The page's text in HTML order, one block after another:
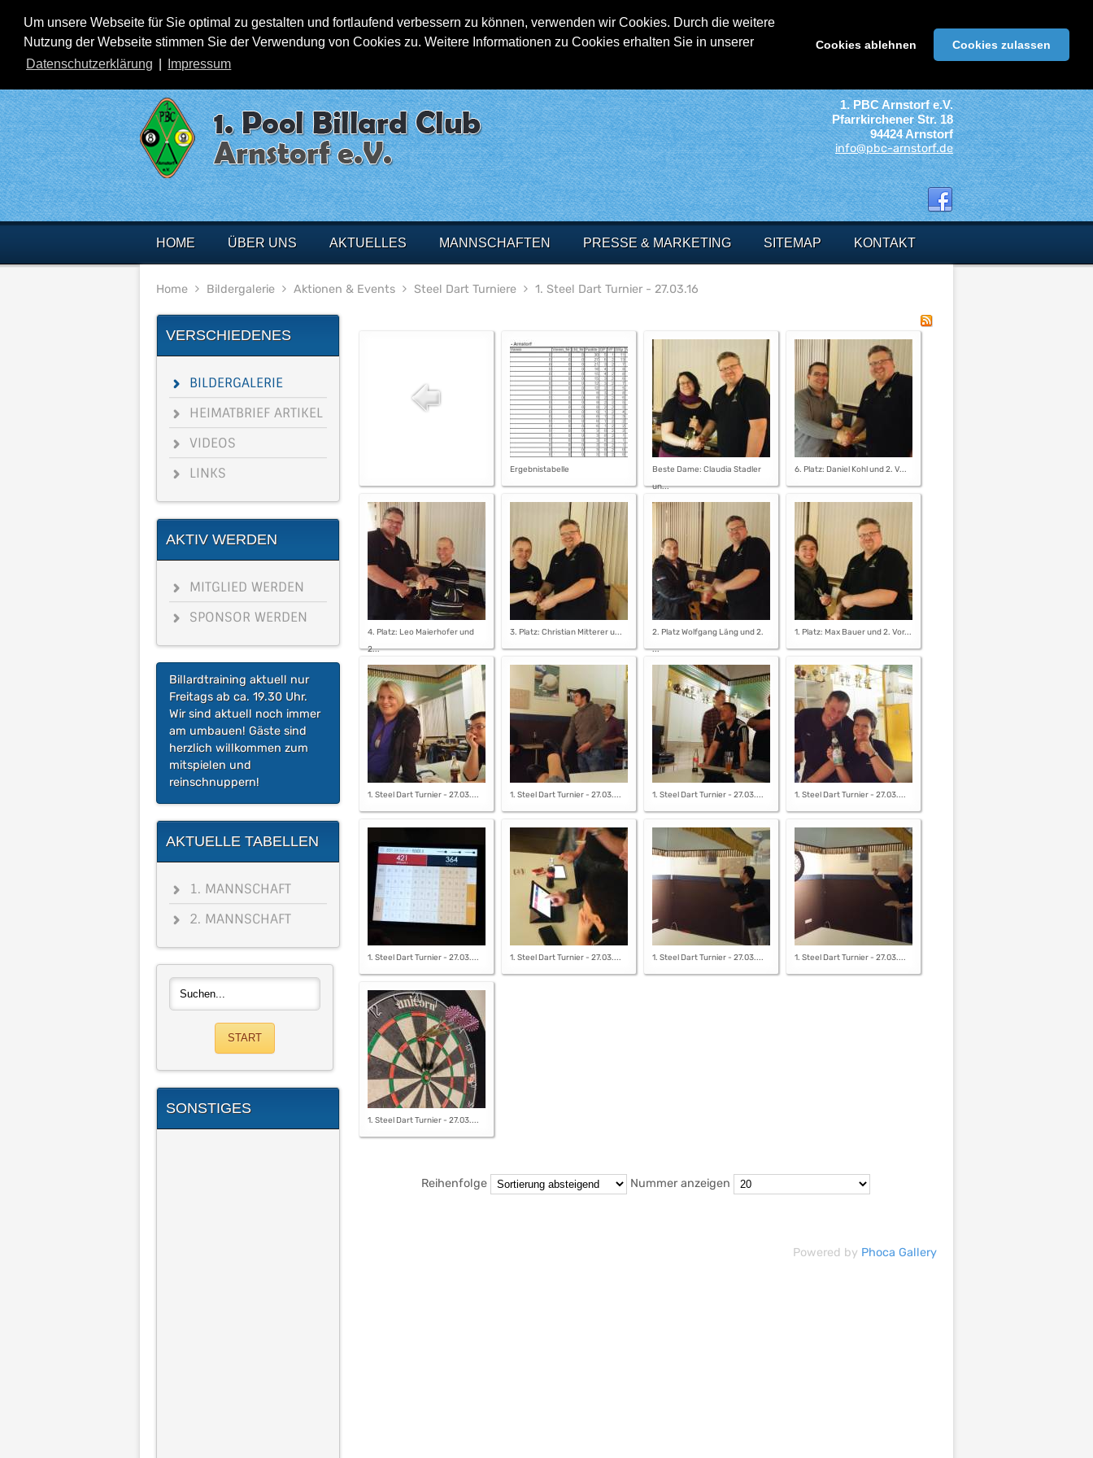
Um unsere Webseite für Sie optimal zu gestalten und fortlaufend verbessern zu können, verwenden wir Cookies. Durch die weitere
Nutzung der Webseite stimmen Sie der Verwendung von Cookies zu. Weitere Informationen zu Cookies erhalten Sie in unserer
Datenschutzerklärung
Impressum
Cookies ablehnen Cookies zulassen
1. PBC Arnstorf e.V.
Pfarrkirchener Str. 18
94424 Arnstorf
info@pbc-arnstorf.de
HOME ÜBER UNS AKTUELLES MANNSCHAFTEN PRESSE & MARKETING SITEMAP KONTAKT
Home Bildergalerie Aktionen & Events Steel Dart Turniere 1. Steel Dart Turnier - 27.03.16
VERSCHIEDENES
BILDERGALERIE
HEIMATBRIEF ARTIKEL
VIDEOS
LINKS
AKTIV WERDEN
MITGLIED WERDEN
SPONSOR WERDEN
Billardtraining aktuell nur
Freitags ab ca. 19.30 Uhr.
Wir sind aktuell noch immer
am umbauen! Gäste sind
herzlich willkommen zum
mitspielen und
reinschnuppern!
AKTUELLE TABELLEN
1. MANNSCHAFT
2. MANNSCHAFT
SONSTIGES
Ergebnistabelle
Beste Dame: Claudia Stadler
un...
6. Platz: Daniel Kohl und 2. V...
4. Platz: Leo Maierhofer und
2...
3. Platz: Christian Mitterer u...
2. Platz Wolfgang Läng und 2.
...
1. Platz: Max Bauer und 2. Vor...
1. Steel Dart Turnier - 27.03.... 1. Steel Dart Turnier - 27.03.... 1. Steel Dart Turnier - 27.03.... 1. Steel Dart Turnier - 27.03....
1. Steel Dart Turnier - 27.03.... 1. Steel Dart Turnier - 27.03.... 1. Steel Dart Turnier - 27.03.... 1. Steel Dart Turnier - 27.03....
1. Steel Dart Turnier - 27.03....
Reihenfolge Nummer anzeigen
Powered by Phoca Gallery